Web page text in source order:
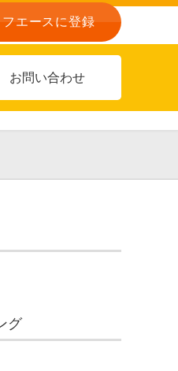
エースに登録
お問い合わせ
グ